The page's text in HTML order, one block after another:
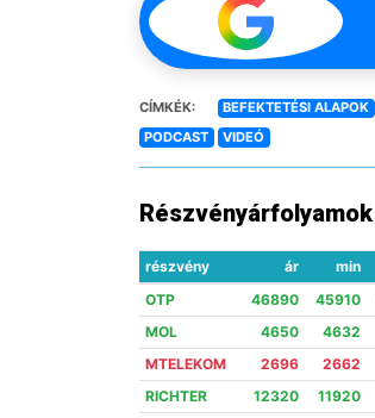
CÍMKÉK: BEFEKTETÉSI ALAPOK
PODCAST
VIDEÓ
Részvényárfolyamok
részvény ár min
OTP
46890 45910
MOL
4650 4632
MTELEKOM
2696 2662
RICHTER
12320 11920